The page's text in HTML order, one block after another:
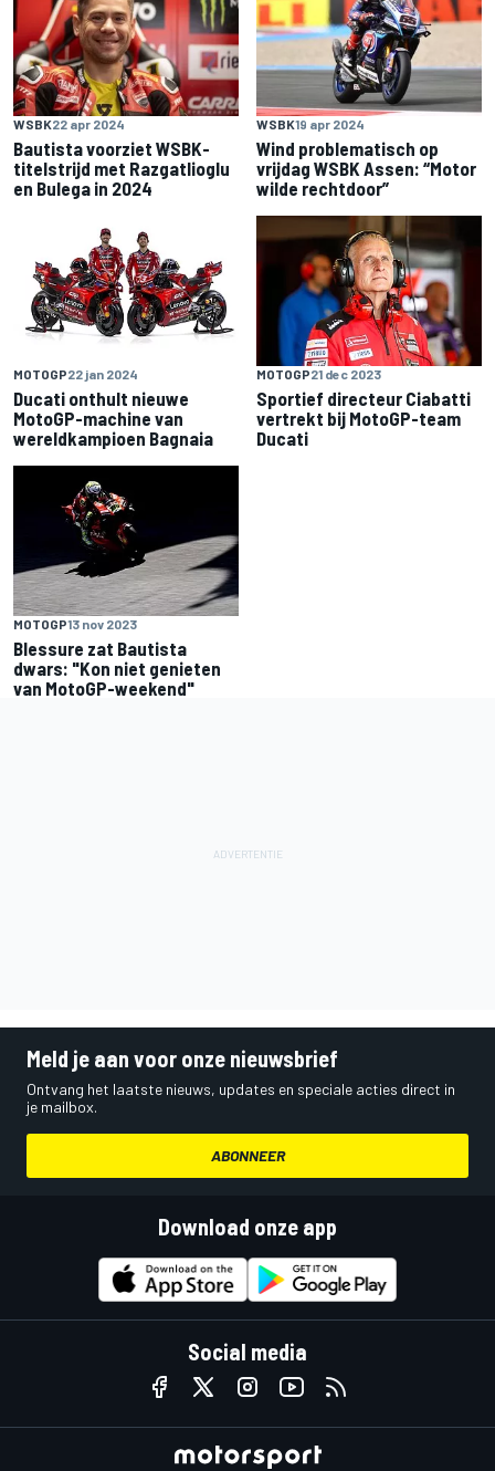
WSBK22 apr 2024
Bautista voorziet WSBK-
titelstrijd met Razgatlioglu
en Bulega in 2024
WSBK19 apr 2024
Wind problematisch op
vrijdag WSBK Assen: “Motor
wilde rechtdoor”
MOTOGP22 jan 2024
Ducati onthult nieuwe
MotoGP-machine van
wereldkampioen Bagnaia
MOTOGP21 dec 2023
Sportief directeur Ciabatti
vertrekt bij MotoGP-team
Ducati
MOTOGP13 nov 2023
Blessure zat Bautista
dwars: "Kon niet genieten
van MotoGP-weekend"
Meld je aan voor onze nieuwsbrief
Ontvang het laatste nieuws, updates en speciale acties direct in
je mailbox.
ABONNEER
Download onze app
Social media